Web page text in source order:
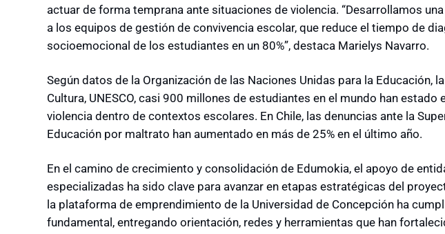
actuar de forma temprana ante situaciones de violencia. “Desarrollamos
a los equipos de gestión de convivencia escolar, que reduce el tiempo de
socioemocional de los estudiantes en un 80%”, destaca Marielys Navarro.
Según datos de la Organización de las Naciones Unidas para la Educación,
Cultura, UNESCO, casi 900 millones de estudiantes en el mundo han estado
violencia dentro de contextos escolares. En Chile, las denuncias ante la
Educación por maltrato han aumentado en más de 25% en el último año.
En el camino de crecimiento y consolidación de Edumokia, el apoyo de
especializadas ha sido clave para avanzar en etapas estratégicas del
la plataforma de emprendimiento de la Universidad de Concepción ha
fundamental, entregando orientación, redes y herramientas que han